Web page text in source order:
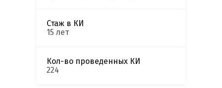
Стаж в КИ
15 лет
Кол-во проведенных КИ
224